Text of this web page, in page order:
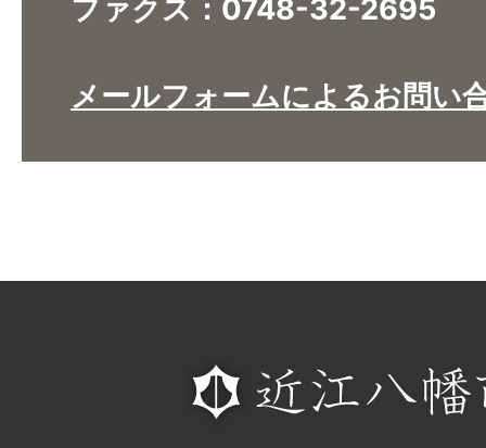
ファクス：0748-32-2695
メールフォームによるお問い